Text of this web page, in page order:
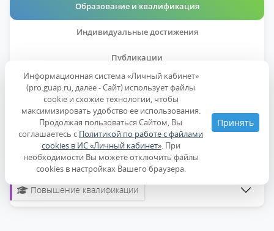
Образование и квалификация
Индивидуальные достижения
Публикации
Дисциплины
Образование
Ученые степени, звания
Повышение квалификации
Информационная система «Личный кабинет»
(pro.guap.ru, далее - Сайт) использует файлы
cookie и схожие технологии, чтобы
максимизировать удобство ее использования.
Продолжая пользоваться Сайтом, Вы
соглашаетесь с Политикой по работе с файлами
cookies в ИС «Личный кабинет». При
необходимости Вы можете отключить файлы
cookies в настройках Вашего браузера.
Принять